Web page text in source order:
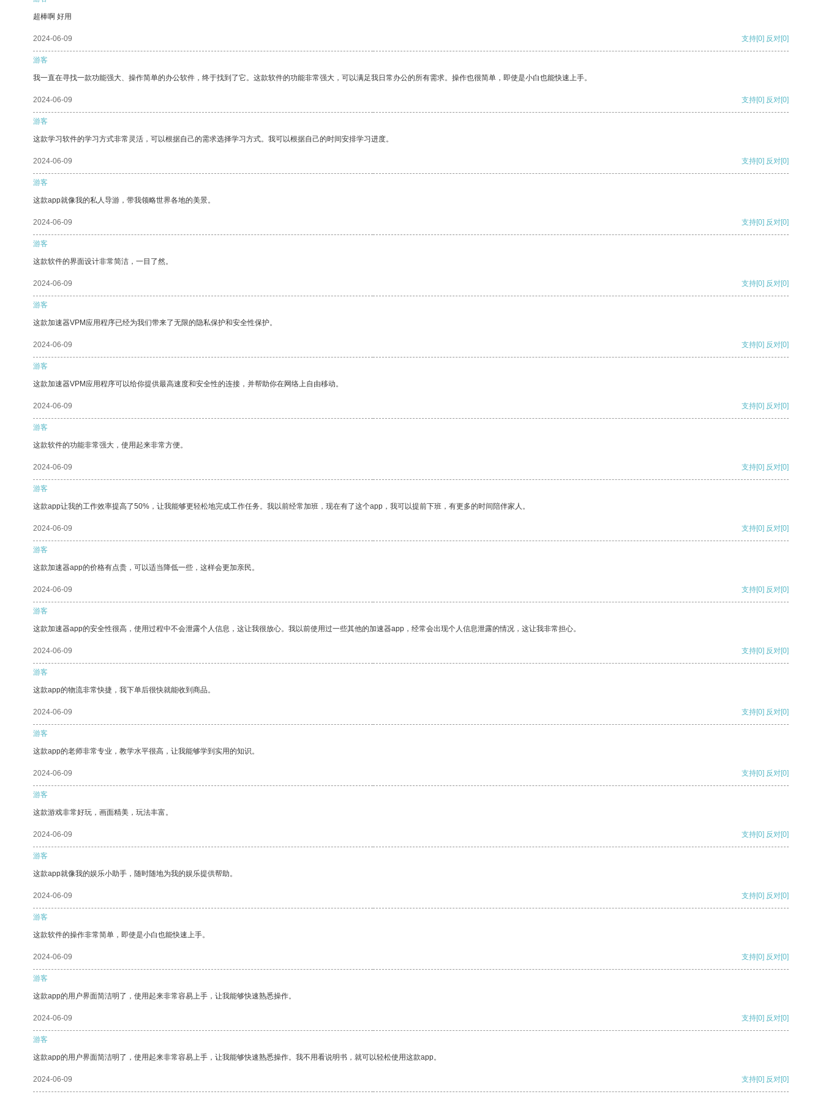
超棒啊 好用
2024-06-09 支持[0] 反对[0]
游客
我一直在寻找一款功能强大、操作简单的办公软件，终于找到了它。这款软件的功能非常强大，可以满足我日常办公的所有需求。操作也很简单，即使是小白也能快速上手。
2024-06-09 支持[0] 反对[0]
游客
这款学习软件的学习方式非常灵活，可以根据自己的需求选择学习方式。我可以根据自己的时间安排学习进度。
2024-06-09 支持[0] 反对[0]
游客
这款app就像我的私人导游，带我领略世界各地的美景。
2024-06-09 支持[0] 反对[0]
游客
这款软件的界面设计非常简洁，一目了然。
2024-06-09 支持[0] 反对[0]
游客
这款加速器VPM应用程序已经为我们带来了无限的隐私保护和安全性保护。
2024-06-09 支持[0] 反对[0]
游客
这款加速器VPM应用程序可以给你提供最高速度和安全性的连接，并帮助你在网络上自由移动。
2024-06-09 支持[0] 反对[0]
游客
这款软件的功能非常强大，使用起来非常方便。
2024-06-09 支持[0] 反对[0]
游客
这款app让我的工作效率提高了50%，让我能够更轻松地完成工作任务。我以前经常加班，现在有了这个app，我可以提前下班，有更多的时间陪伴家人。
2024-06-09 支持[0] 反对[0]
游客
这款加速器app的价格有点贵，可以适当降低一些，这样会更加亲民。
2024-06-09 支持[0] 反对[0]
游客
这款加速器app的安全性很高，使用过程中不会泄露个人信息，这让我很放心。我以前使用过一些其他的加速器app，经常会出现个人信息泄露的情况，这让我非常担心。
2024-06-09 支持[0] 反对[0]
游客
这款app的物流非常快捷，我下单后很快就能收到商品。
2024-06-09 支持[0] 反对[0]
游客
这款app的老师非常专业，教学水平很高，让我能够学到实用的知识。
2024-06-09 支持[0] 反对[0]
游客
这款游戏非常好玩，画面精美，玩法丰富。
2024-06-09 支持[0] 反对[0]
游客
这款app就像我的娱乐小助手，随时随地为我的娱乐提供帮助。
2024-06-09 支持[0] 反对[0]
游客
这款软件的操作非常简单，即使是小白也能快速上手。
2024-06-09 支持[0] 反对[0]
游客
这款app的用户界面简洁明了，使用起来非常容易上手，让我能够快速熟悉操作。
2024-06-09 支持[0] 反对[0]
游客
这款app的用户界面简洁明了，使用起来非常容易上手，让我能够快速熟悉操作。我不用看说明书，就可以轻松使用这款app。
2024-06-09 支持[0] 反对[0]